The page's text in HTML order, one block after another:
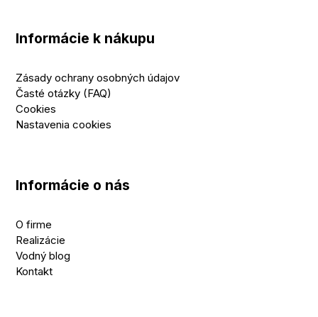
Informácie k nákupu
Zásady ochrany osobných údajov
Časté otázky (FAQ)
Cookies
Nastavenia cookies
Informácie o nás
O firme
Realizácie
Vodný blog
Kontakt